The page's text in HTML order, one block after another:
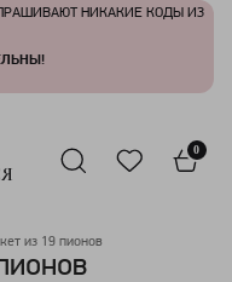
НИКАКИЕ КОДЫ ИЗ
0
из 19 пионов